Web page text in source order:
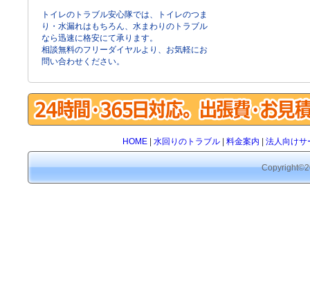
トイレのトラブル安心隊では、トイレのつま
り・水漏れはもちろん、水まわりのトラブル
なら迅速に格安にて承ります。
相談無料のフリーダイヤルより、お気軽にお
問い合わせください。
HOME| 水回りのトラブル| 料金案内 法人向けサ